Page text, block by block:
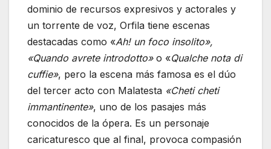
dominio de recursos expresivos y actorales y
un torrente de voz, Orfila tiene escenas
destacadas como «Ah! un foco insolito»,
«Quando avrete introdotto»o «Qualche nota di
cuffie», pero la escena más famosa es el dúo
del tercer acto con Malatesta «Cheti cheti
immantinente», uno de los pasajes más
conocidos de la ópera. Es un personaje
caricaturesco que al final, provoca compasión